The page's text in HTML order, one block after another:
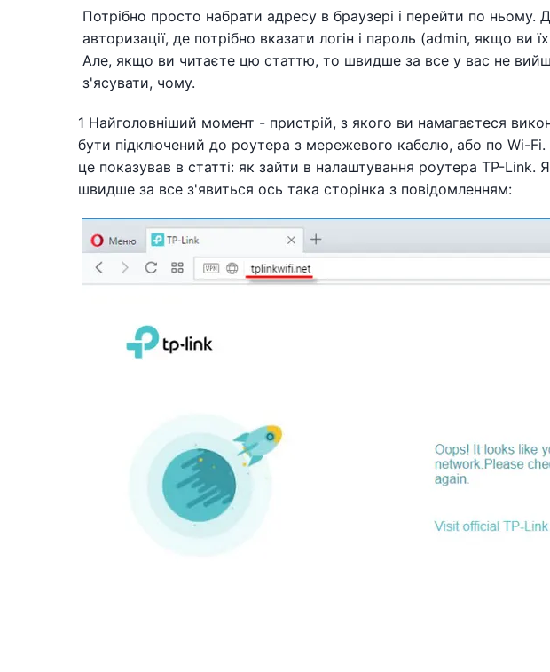
Потрібно просто набрати адресу в браузері і перейти по ньому.
авторизації, де потрібно вказати логін і пароль (admin, якщо ви
Але, якщо ви читаєте цю статтю, то швидше за все у вас не
з'ясувати, чому.
1 Найголовніший момент - пристрій, з якого ви намагаєтеся
бути підключений до роутера з мережевого кабелю, або по Wi-
це показував в статті: як зайти в налаштування роутера TP-
швидше за все з'явиться ось така сторінка з повідомленням: